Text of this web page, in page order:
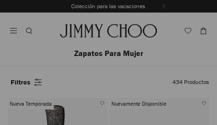
Al
Colección para las vacaciones
reproducción
Zapatos Para Mujer
Filtros 434 Productos
Nueva Temporada Nuevamente Disponible